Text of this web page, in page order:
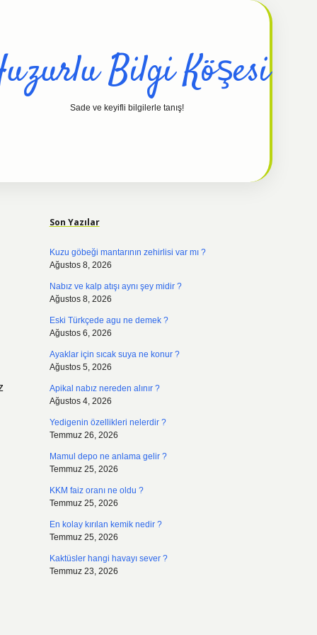
Bilgi Köşesi
Sade ve keyifli bilgilerle tanış!
Son Yazılar
Kuzu göbeği mantarının zehirlisi var mı ?
Ağustos 8, 2026
Nabız ve kalp atışı aynı şey midir ?
Ağustos 8, 2026
Eski Türkçede agu ne demek ?
Ağustos 6, 2026
Ayaklar için sıcak suya ne konur ?
Ağustos 5, 2026
Apikal nabız nereden alınır ?
Ağustos 4, 2026
Yedigenin özellikleri nelerdir ?
Temmuz 26, 2026
Mamul depo ne anlama gelir ?
Temmuz 25, 2026
KKM faiz oranı ne oldu ?
Temmuz 25, 2026
En kolay kırılan kemik nedir ?
Temmuz 25, 2026
Kaktüsler hangi havayı sever ?
Temmuz 23, 2026